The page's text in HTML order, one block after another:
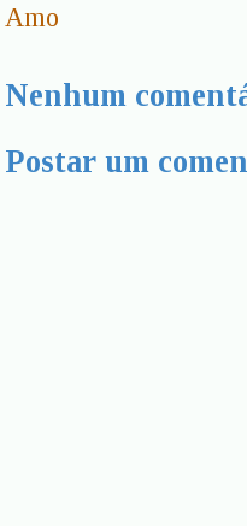
Amo
Nenhum
Postar um